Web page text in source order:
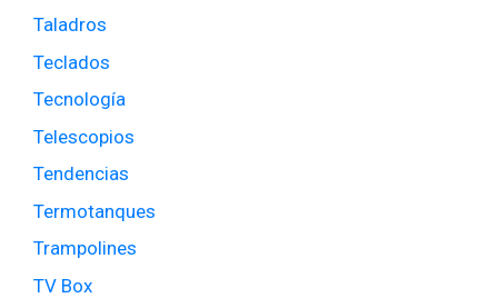
Taladros
Teclados
Tecnología
Telescopios
Tendencias
Termotanques
Trampolines
TV Box